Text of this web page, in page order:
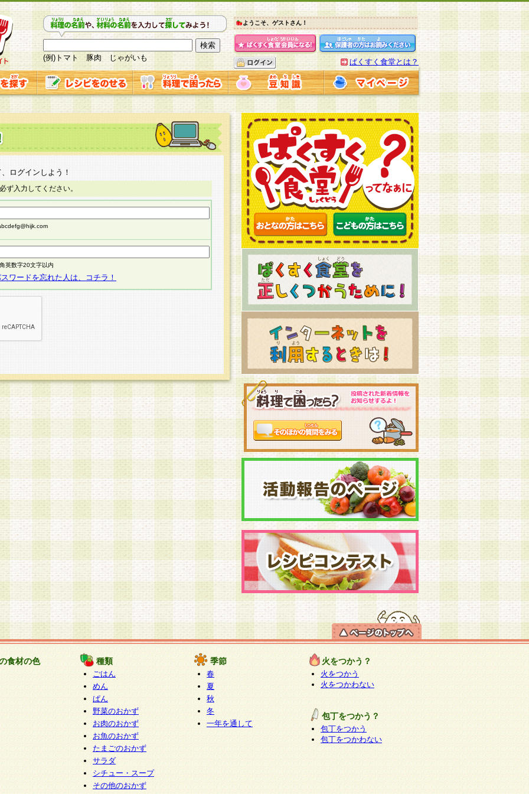
(例)トマト 豚肉 じゃがいも
ようこそ、ゲストさん！
ぱくすく食堂とは？
ログインしよう！
ず入力してください。
英数字20文字以内
ワードを忘れた人は、コチラ！
食材の色 種類
ごはん
めん
ぱん
野菜のおかず
お肉のおかず
お魚のおかず
たまごのおかず
サラダ
シチュー・スープ
その他のおかず
季節
春
夏
秋
冬
一年を通して
火をつかう？
火をつかう
火をつかわない
包丁をつかう？
包丁をつかう
包丁をつかわない